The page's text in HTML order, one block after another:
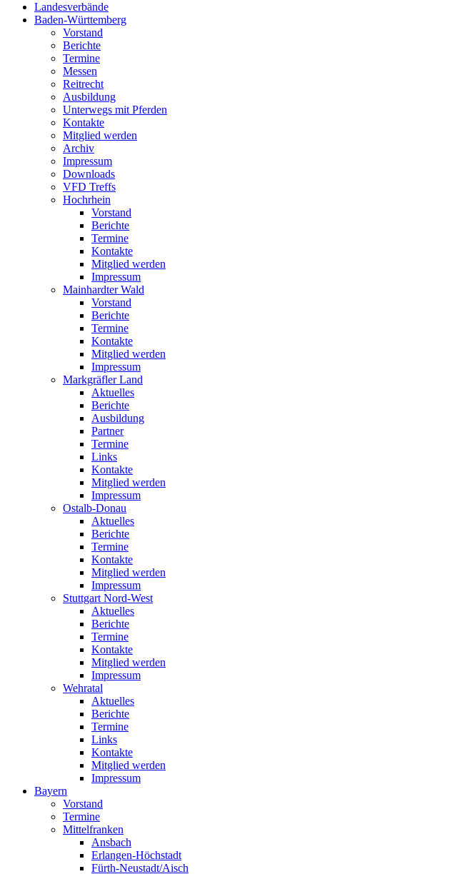
Landesverbände
Baden-Württemberg
Vorstand
Berichte
Termine
Messen
Reitrecht
Ausbildung
Unterwegs mit Pferden
Kontakte
Mitglied werden
Archiv
Impressum
Downloads
VFD Treffs
Hochrhein
Vorstand
Berichte
Termine
Kontakte
Mitglied werden
Impressum
Mainhardter Wald
Vorstand
Berichte
Termine
Kontakte
Mitglied werden
Impressum
Markgräfler Land
Aktuelles
Berichte
Ausbildung
Partner
Termine
Links
Kontakte
Mitglied werden
Impressum
Ostalb-Donau
Aktuelles
Berichte
Termine
Kontakte
Mitglied werden
Impressum
Stuttgart Nord-West
Aktuelles
Berichte
Termine
Kontakte
Mitglied werden
Impressum
Wehratal
Aktuelles
Berichte
Termine
Links
Kontakte
Mitglied werden
Impressum
Bayern
Vorstand
Termine
Mittelfranken
Ansbach
Erlangen-Höchstadt
Fürth-Neustadt/Aisch